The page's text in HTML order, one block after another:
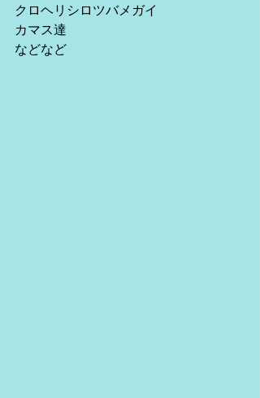
クロヘリシロツバメガイ
カマス達
などなど